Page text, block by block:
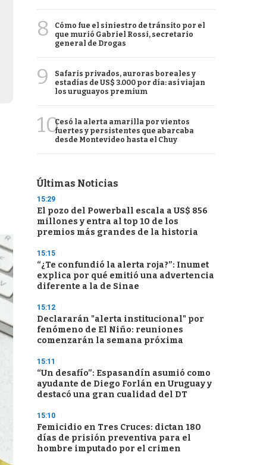
8
Cómo fue el siniestro de tránsito por el
que murió Gabriel Rossi, secretario
general de Drogas
9
Safaris privados, auroras boreales y
estadías de US$ 3.000 por día: así viajan
los uruguayos premium
10Cesó la alerta amarilla por vientos
fuertes y persistentes que abarcaba
desde Montevideo hasta el Chuy
Últimas Noticias
15:29
El pozo del Powerball escala a US$ 856
millones y entra al top 10 de los
premios más grandes de la historia
15:15
“¿Te confundió la alerta roja?”: Inumet
explica por qué emitió una advertencia
diferente a la de Sinae
15:12
Declararán "alerta institucional" por
fenómeno de El Niño: reuniones
comenzarán la semana próxima
15:11
“Un desafío”: Espasandín asumió como
ayudante de Diego Forlán en Uruguay y
destacó una gran cualidad del DT
15:10
Femicidio en Tres Cruces: dictan 180
días de prisión preventiva para el
hombre imputado por el crimen